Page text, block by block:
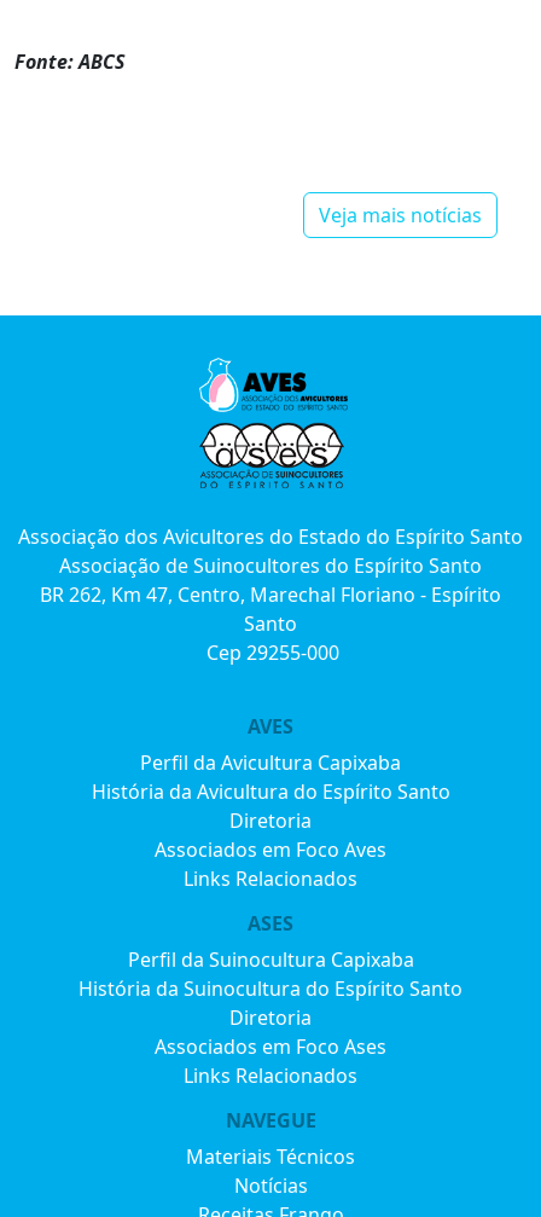
Fonte: ABCS
Veja mais notícias
AVES
Perfil da Avicultura Capixaba
História da Avicultura do Espírito Santo
Diretoria
Associados em Foco Aves
Links Relacionados
ASES
Perfil da Suinocultura Capixaba
História da Suinocultura do Espírito Santo
Diretoria
Associados em Foco Ases
Links Relacionados
NAVEGUE
Materiais Técnicos
Notícias
Associação dos Avicultores do Estado do Espírito Santo
Associação de Suinocultores do Espírito Santo
BR 262, Km 47, Centro, Marechal Floriano - Espírito
Santo
Cep 29255-000